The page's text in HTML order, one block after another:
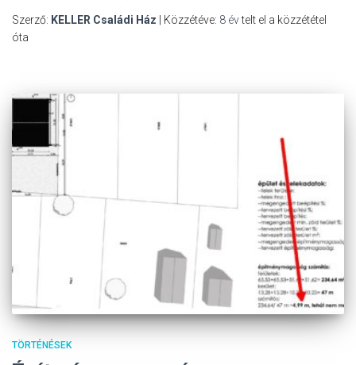
Szerző: KELLER Családi Ház | Közzétéve: 8 évtelt el a közzététel
óta
TÖRTÉNÉSEK